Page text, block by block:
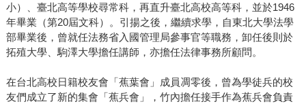
小）、臺北高等學校尋常科，再直升臺北高校高等科，並於1946
年畢業（第20屆文科）。引揚之後，繼續求學，自東北大學法學
部畢業後，曾就任法務省入國管理局參事官等職務，卸任後則於
拓殖大學、駒澤大學擔任講師，亦擔任法律事務所顧問。
在台北高校日籍校友會「蕉葉會」成員凋零後，曾為學徒兵的校
友們成立了新的集會「蕉兵會」，竹內擔任接手作為蕉兵會負責